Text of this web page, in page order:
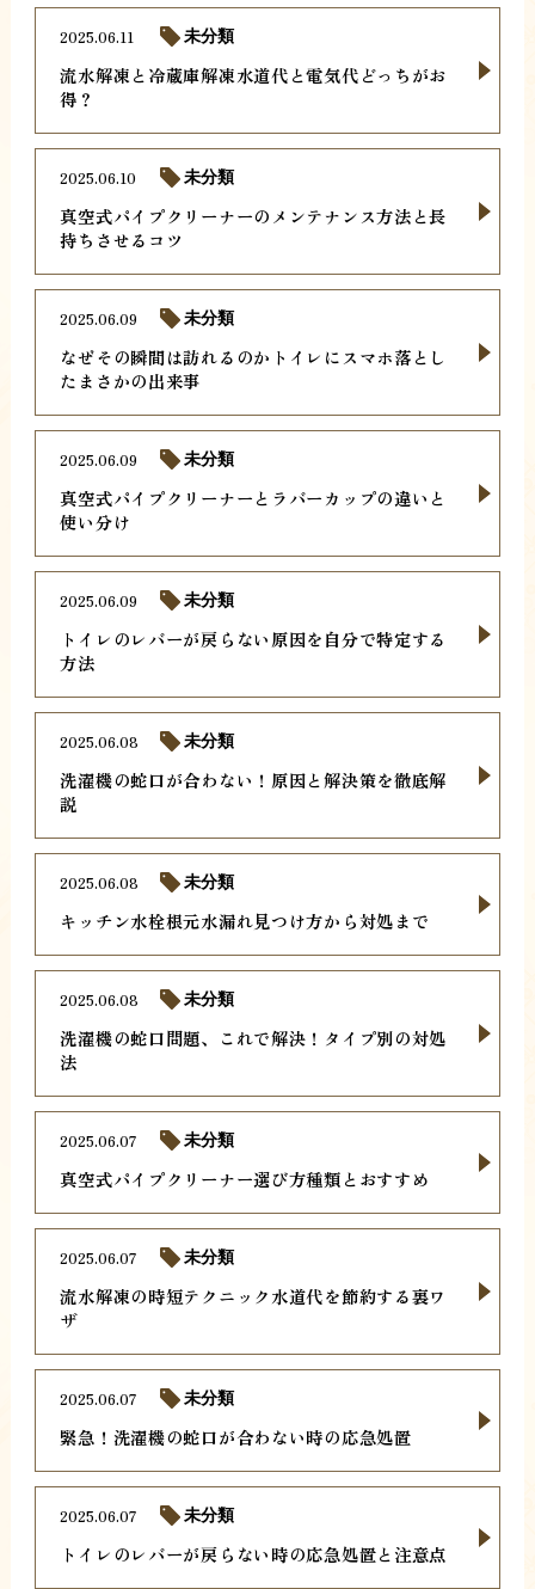
流水解凍と冷蔵庫解凍水道代と電気代どっちがお
得？
2025.06.11 未分類
真空式パイプクリーナーのメンテナンス方法と長
持ちさせるコツ
2025.06.10 未分類
なぜその瞬間は訪れるのかトイレにスマホ落とし
たまさかの出来事
2025.06.09 未分類
真空式パイプクリーナーとラバーカップの違いと
使い分け
2025.06.09 未分類
トイレのレバーが戻らない原因を自分で特定する
方法
2025.06.09 未分類
洗濯機の蛇口が合わない！原因と解決策を徹底解
説
2025.06.08 未分類
キッチン水栓根元水漏れ見つけ方から対処まで
2025.06.08 未分類
洗濯機の蛇口問題、これで解決！タイプ別の対処
法
2025.06.08 未分類
真空式パイプクリーナー選び方種類とおすすめ
2025.06.07 未分類
流水解凍の時短テクニック水道代を節約する裏ワ
ザ
2025.06.07 未分類
緊急！洗濯機の蛇口が合わない時の応急処置
2025.06.07 未分類
トイレのレバーが戻らない時の応急処置と注意点
2025.06.07 未分類